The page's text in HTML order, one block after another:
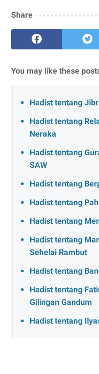
Share
You may like these
Hadist tentang
Hadist tentang
Neraka
Hadist tentang
SAW
Hadist tentang
Hadist tentang
Hadist tentang
Hadist tentang
Sehelai Rambut
Hadist tentang
Hadist tentang
Gilingan Gandum
Hadist tentang